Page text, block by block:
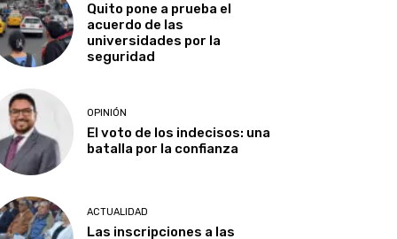
Quito pone a prueba el
acuerdo de las
universidades por la
seguridad
OPINIÓN
El voto de los indecisos: una
batalla por la confianza
ACTUALIDAD
Las inscripciones a las